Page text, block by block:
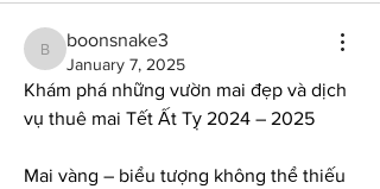
boonsnake3
boonsnake3
January 7, 2025
Khám phá những vườn mai đẹp và dịch
vụ thuê mai Tết Ất Tỵ 2024 – 2025
Mai vàng – biểu tượng không thể thiếu